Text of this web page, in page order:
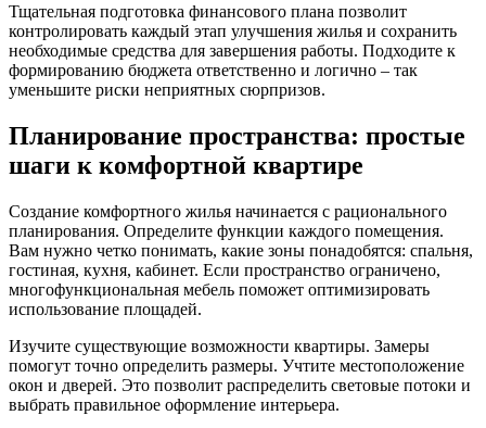
Тщательная подготовка финансового плана позволит
контролировать каждый этап улучшения жилья и сохранить
необходимые средства для завершения работы. Подходите к
формированию бюджета ответственно и логично – так
уменьшите риски неприятных сюрпризов.
Планирование пространства: простые
шаги к комфортной квартире
Создание комфортного жилья начинается с рационального
планирования. Определите функции каждого помещения.
Вам нужно четко понимать, какие зоны понадобятся: спальня,
гостиная, кухня, кабинет. Если пространство ограничено,
многофункциональная мебель поможет оптимизировать
использование площадей.
Изучите существующие возможности квартиры. Замеры
помогут точно определить размеры. Учтите местоположение
окон и дверей. Это позволит распределить световые потоки и
выбрать правильное оформление интерьера.